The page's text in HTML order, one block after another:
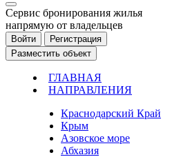
Cервис бронирования жилья
напрямую от владельцев
Войти
Регистрация
Разместить объект
ГЛАВНАЯ
НАПРАВЛЕНИЯ
Краснодарский Край
Крым
Азовское море
Абхазия